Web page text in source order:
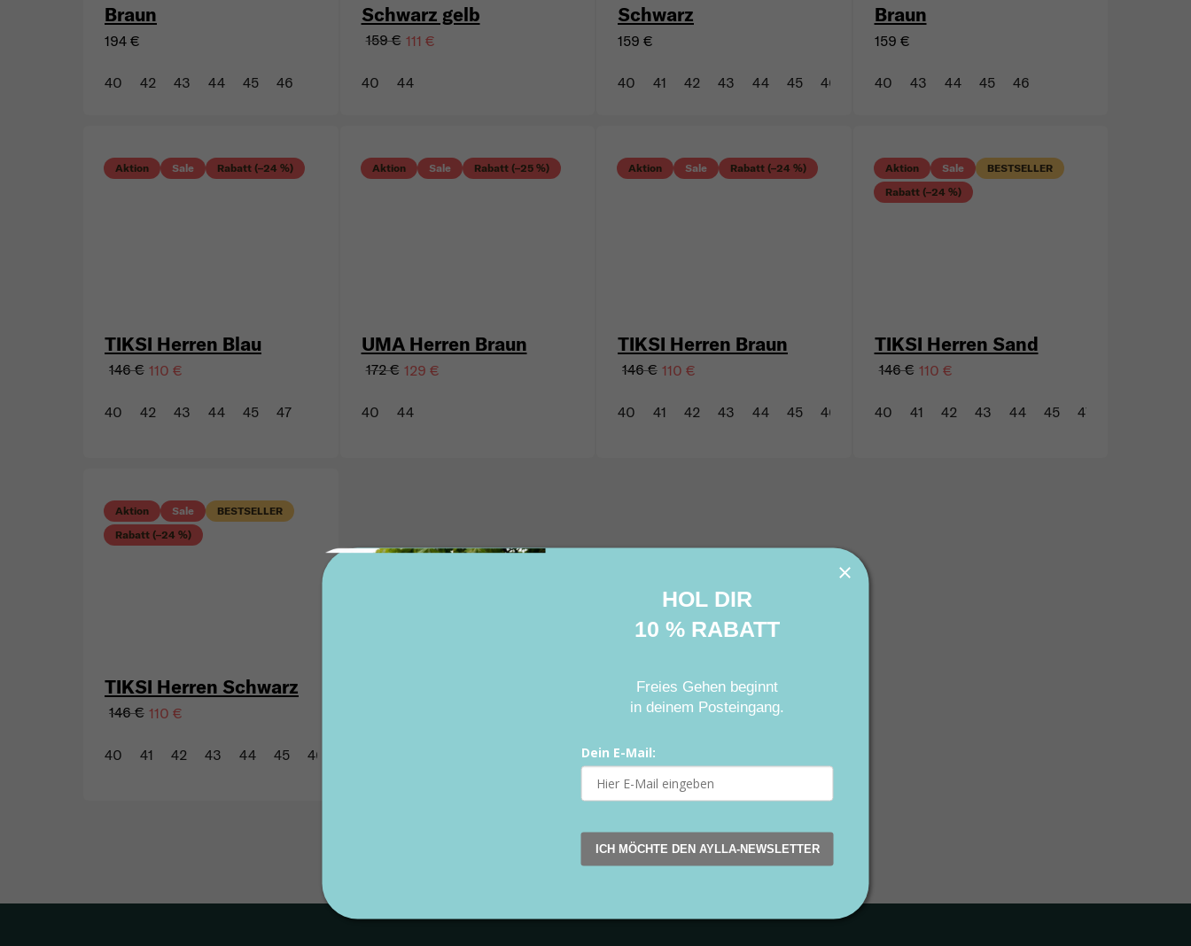
Braun
194 €
40 42 43 44 45 46
Schwarz gelb
159 € 111 €
40 44
Schwarz
159 €
40 41 42 43 44 45 46
Braun
159 €
40 43 44 45 46
Aktion Sale Rabatt (–24 %)
TIKSI Herren Blau
146 € 110 €
40 42 43 44 45 47
Aktion Sale Rabatt (–25 %)
UMA Herren Braun
172 € 129 €
40 44
Aktion Sale Rabatt (–24 %)
TIKSI Herren Braun
146 € 110 €
40 41 42 43 44 45 46
Aktion Sale
BESTSELLER
Rabatt (–24 %)
TIKSI Herren Sand
146 € 110 €
40 41 42 43 44 45 47
Aktion Sale
BESTSELLER
Rabatt (–24 %)
TIKSI Herren Schwarz
146 € 110 €
40 41 42 43 44 45 46
Steuerelemente der Liste
HOL DIR
10 % RABATT
Freies Gehen beginnt
in deinem Posteingang.
Dein E-Mail:
ICH MÖCHTE DEN AYLLA-NEWSLETTER